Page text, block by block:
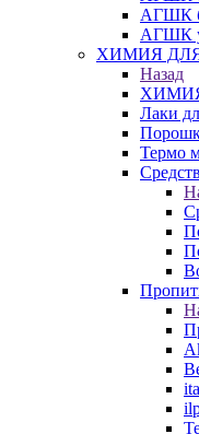
АГШК
АГШК
ХИМИЯ
Назад
Лаки
Термо